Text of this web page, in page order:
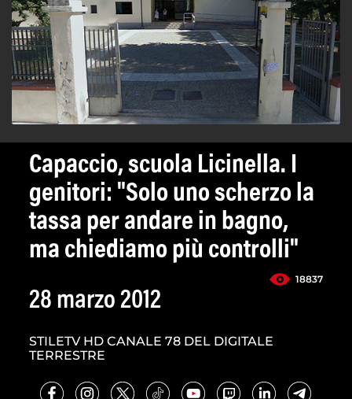
Capaccio, scuola Licinella. I
genitori: "Solo uno scherzo la
tassa per andare in bagno,
ma chiediamo più controlli"
18837
28 marzo 2012
STILETV HD CANALE 78 DEL DIGITALE
TERRESTRE